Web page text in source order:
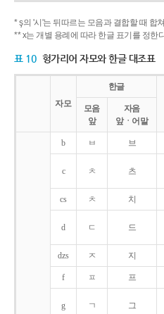
* ş의 '시'는 뒤따르는 모음과 결합할 때 합
** x는 개별 용례에 따라 한글 표기를 정한
표 10 헝가리어 자모와 한글 대조표
자모
한글
모음
앞
자음
앞ㆍ어말
b ㅂ 브
c ㅊ 츠
cs ㅊ 치
d ㄷ 드
dzs ㅈ 지
f ㅍ 프
g ㄱ 그